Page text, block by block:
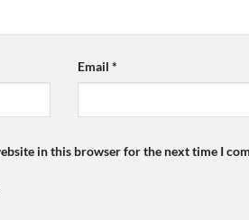
Email *
in this browser for the next time I